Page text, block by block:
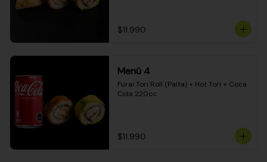
$11.990
Menú 4
Furai Tori Roll (Palta) + Hot Tori + Coca
Cola 220cc
$11.990